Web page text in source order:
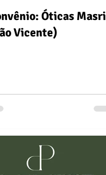
Óticas Masri
Vicente)